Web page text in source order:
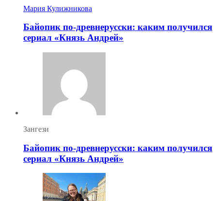
Мария Кулижникова
Байопик по-древнерусски: каким получился
сериал «Князь Андрей»
Зангези
Байопик по-древнерусски: каким получился
сериал «Князь Андрей»